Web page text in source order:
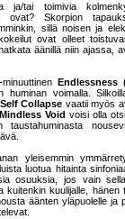
ja/tai toimivia
ovat? Skorpion
sillä noisen ja
ovat olleet
äänillä niin ajassa,
Endlessness
huminan voimalla.
Collapse vaatii myös
Void voisi olla
yleisemmin
luotua hitainta
osuuksia, jos vain
kuitenkin kuulijalle,
äänten yläpuolelle ja